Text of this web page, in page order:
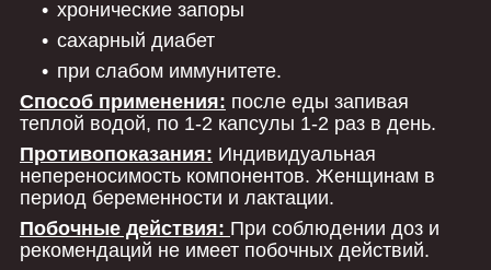
хронические запоры
сахарный диабет
при слабом иммунитете.
Способ применения: после еды запивая
теплой водой, по 1-2 капсулы 1-2 раз в день.
Противопоказания: Индивидуальная
непереносимость компонентов. Женщинам в
период беременности и лактации.
Побочные действия: При соблюдении доз и
рекомендаций не имеет побочных действий.